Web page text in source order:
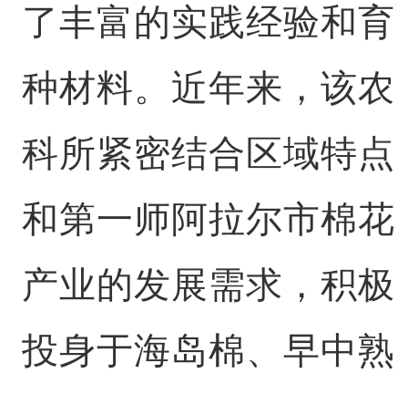
了丰富的实践经验和育
种材料。近年来，该农
科所紧密结合区域特点
和第一师阿拉尔市棉花
产业的发展需求，积极
投身于海岛棉、早中熟